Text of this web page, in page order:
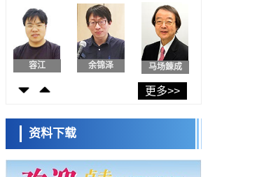
科学研究
千叶大学鉴定出导致难治性疾病“肺高血压症”
恶化的蛋白质“MYL9/12”，会引发血管结构恶
化科学研究
京都大学高效生成光的构成单元“光子”，可应
用于量子计算机
开发出300亿年仅误差1秒的光晶格钟，构建
经济・社会
日本成立“以人为本AI联盟”——力争借助AI拓
展社会公众创造力，依托产学合作推进研发
大阪大学开发出膜脂质可视化工具，使脂质
容江 余锦泽 马场錬成
日本科学未
流员
更多>>
资料下载